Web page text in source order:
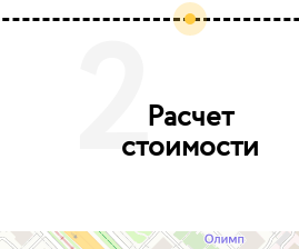
Расчет
стоимости
2